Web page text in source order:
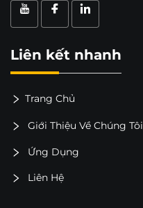
Liên kết nhanh
Trang Chủ
Giới Thiệu Về Chúng Tôi
Ứng Dụng
Liên Hệ